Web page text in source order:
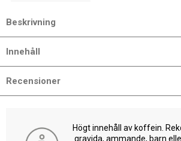
Beskrivning
Innehåll
Recensioner
Högt innehåll av koffein.
gravida, ammande, barn